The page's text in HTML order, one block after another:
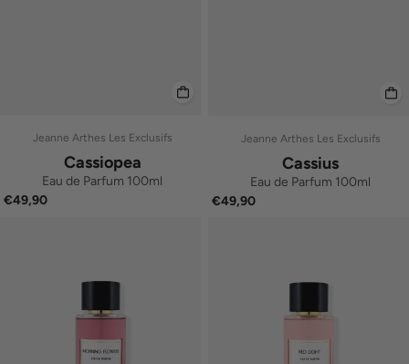
Jeanne Arthes Les Exclusifs
Cassiopea
Eau de Parfum 100ml
€49,90
Jeanne Arthes Les Exclusifs
Cassius
Eau de Parfum 100ml
€49,90